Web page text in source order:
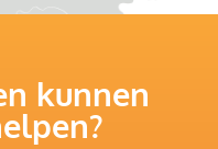
kunnen